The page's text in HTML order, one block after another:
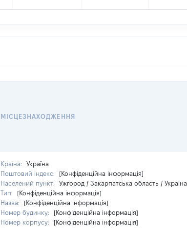
МІСЦЕЗНАХОДЖЕННЯ
Країна:
Україна
Поштовий індекс:
[Конфіденційна інформація]
Населений пункт:
Ужгород / Закарпатська область / Україна
Тип:
[Конфіденційна інформація]
Назва:
[Конфіденційна інформація]
Номер будинку:
[Конфіденційна інформація]
Номер корпусу:
[Конфіденційна інформація]